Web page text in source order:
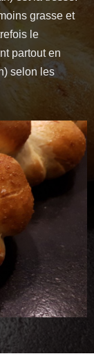
grasse et
le
partout en
selon les